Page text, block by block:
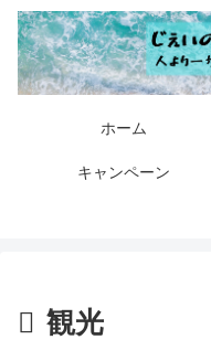
ホーム
キャンペーン
観光